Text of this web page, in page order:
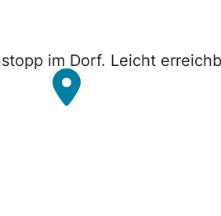
im Dorf. Leicht